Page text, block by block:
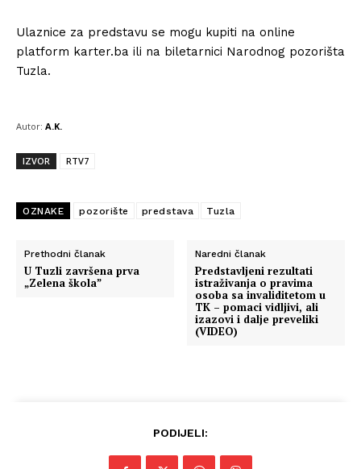
Ulaznice za predstavu se mogu kupiti na online
platform karter.ba ili na biletarnici Narodnog pozorišta
Tuzla.
Autor: A.K.
IZVOR RTV7
OZNAKE pozorište predstava Tuzla
Prethodni članak
U Tuzli završena prva
„Zelena škola”
Naredni članak
Predstavljeni rezultati
istraživanja o pravima
osoba sa invaliditetom u
TK – pomaci vidljivi, ali
izazovi i dalje preveliki
(VIDEO)
PODIJELI: